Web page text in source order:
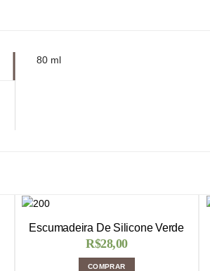
80 ml
Escumadeira De Silicone Verde
R$28,00
COMPRAR